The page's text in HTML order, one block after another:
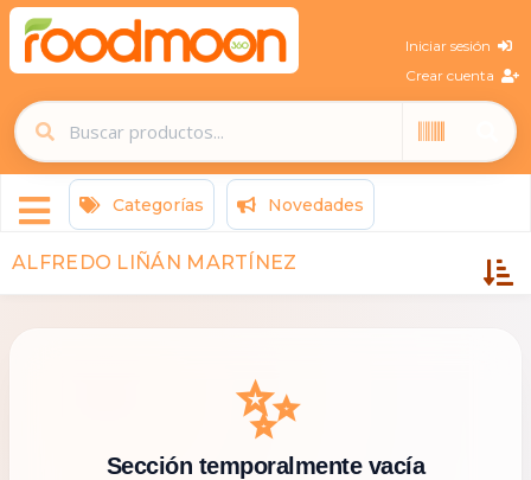
Iniciar sesión
Crear cuenta
Categorías Novedades
ALFREDO LIÑÁN MARTÍNEZ
✨
Sección temporalmente vacía